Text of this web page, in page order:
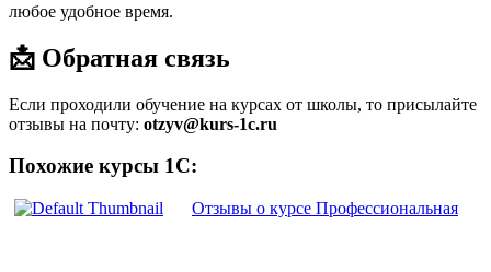
любое удобное время.
📩 Обратная связь
Если проходили обучение на курсах от школы, то присылайте
отзывы на почту: otzyv@kurs-1c.ru
Похожие курсы 1С:
Отзывы о курсе Профессиональная